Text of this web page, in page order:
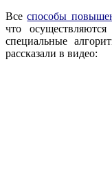
Всеспособы
что
специальные
рассказали в видео: